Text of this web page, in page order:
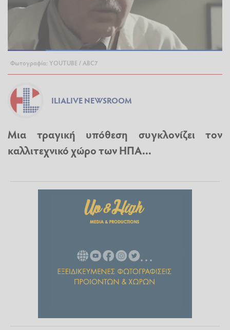
Φωτογραφία: YOUTUBE / ABC7
ILIALIVE NEWSROOM
Μια τραγική υπόθεση συγκλονίζει τον
καλλιτεχνικό χώρο των ΗΠΑ...